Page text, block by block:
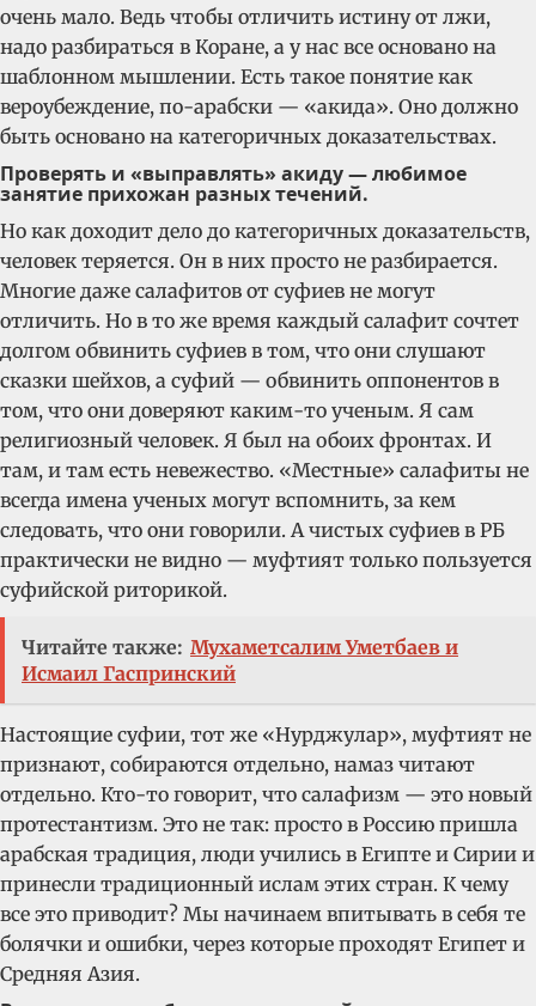
очень мало. Ведь чтобы отличить истину от лжи,
надо разбираться в Коране, а у нас все основано на
шаблонном мышлении. Есть такое понятие как
вероубеждение, по-арабски — «акида». Оно должно
быть основано на категоричных доказательствах.
Проверять и «выправлять» акиду — любимое
занятие прихожан разных течений.
Но как доходит дело до категоричных доказательств,
человек теряется. Он в них просто не разбирается.
Многие даже салафитов от суфиев не могут
отличить. Но в то же время каждый салафит сочтет
долгом обвинить суфиев в том, что они слушают
сказки шейхов, а суфий — обвинить оппонентов в
том, что они доверяют каким-то ученым. Я сам
религиозный человек. Я был на обоих фронтах. И
там, и там есть невежество. «Местные» салафиты не
всегда имена ученых могут вспомнить, за кем
следовать, что они говорили. А чистых суфиев в РБ
практически не видно — муфтият только пользуется
суфийской риторикой.
Читайте также: Мухаметсалим Уметбаев и
Исмаил Гаспринский
Настоящие суфии, тот же «Нурджулар», муфтият не
признают, собираются отдельно, намаз читают
отдельно. Кто-то говорит, что салафизм — это новый
протестантизм. Это не так: просто в Россию пришла
арабская традиция, люди учились в Египте и Сирии и
принесли традиционный ислам этих стран. К чему
все это приводит? Мы начинаем впитывать в себя те
болячки и ошибки, через которые проходят Египет и
Средняя Азия.